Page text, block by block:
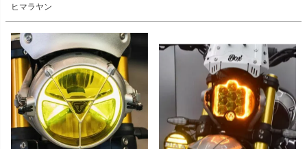
ヒマラヤン
ハンター